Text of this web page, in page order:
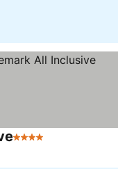
4 Počet hvězdiček